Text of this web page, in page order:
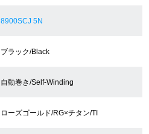
8900SCJ 5N
ブラック/Black
自動巻き/Self-Winding
ローズゴールド/RG×チタン/TI